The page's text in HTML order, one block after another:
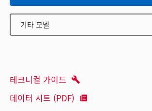
기타 모델
테크니컬 가이드
데이터 시트 (PDF)